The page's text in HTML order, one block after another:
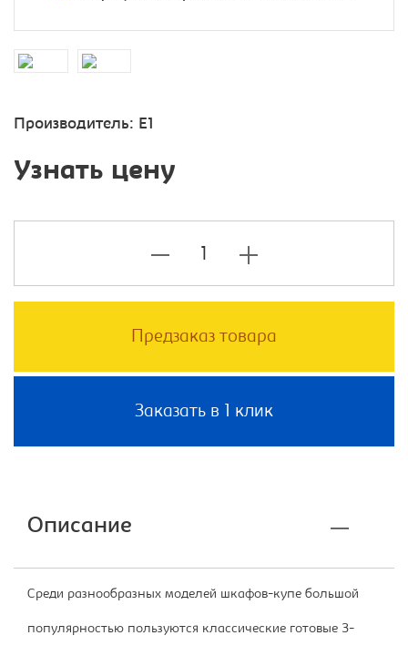
Производитель: E1
Узнать цену
Предзаказ товара
Заказать в 1 клик
Описание
Среди разнообразных моделей шкафов-купе большой
популярностью пользуются классические готовые 3-